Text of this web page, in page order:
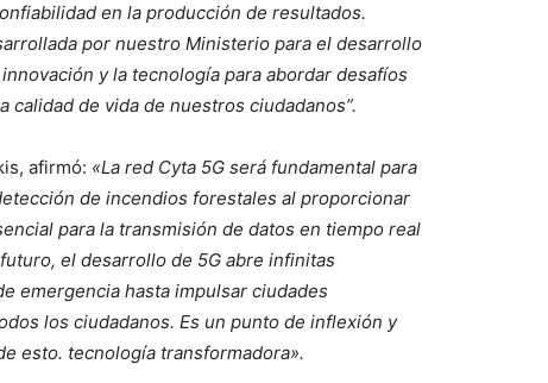
en la producción de resultados.
por nuestro Ministerio para el desarrollo
y la tecnología para abordar desafíos
de vida de nuestros ciudadanos”.
afirmó: «La red Cyta 5G será fundamental para
de incendios forestales al proporcionar
para la transmisión de datos en tiempo real
el desarrollo de 5G abre infinitas
emergencia hasta impulsar ciudades
los ciudadanos. Es un punto de inflexión y
esto. tecnología transformadora».